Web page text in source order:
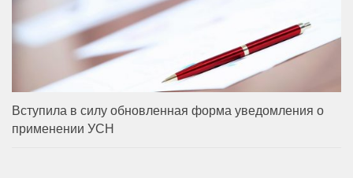
Вступила в силу обновленная форма уведомления о
применении УСН